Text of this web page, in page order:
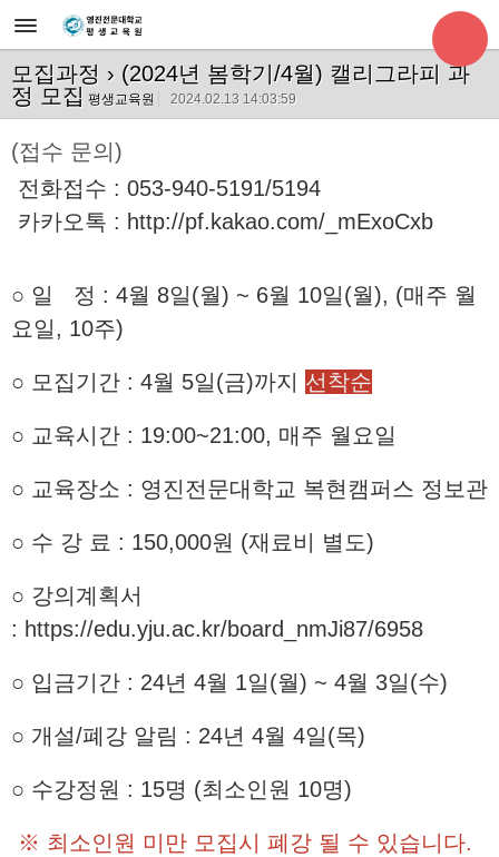
모집과정 › (2024년 봄학기/4월) 캘리그라피 과
정 모집 평생교육원 2024.02.13 14:03:59
(접수 문의)
전화접수 : 053-940-5191/5194
카카오톡 : http://pf.kakao.com/_mExoCxb
○ 일 정 : 4월 8일(월) ~ 6월 10일(월), (매주 월
요일, 10주)
○ 모집기간 : 4월 5일(금)까지 선착순
○ 교육시간 : 19:00~21:00, 매주 월요일
○ 교육장소 : 영진전문대학교 복현캠퍼스 정보관
○ 수 강 료 : 150,000원 (재료비 별도)
○ 강의계획서
: https://edu.yju.ac.kr/board_nmJi87/6958
○ 입금기간 : 24년 4월 1일(월) ~ 4월 3일(수)
○ 개설/폐강 알림 : 24년 4월 4일(목)
○ 수강정원 : 15명 (최소인원 10명)
※ 최소인원 미만 모집시 폐강 될 수 있습니다.